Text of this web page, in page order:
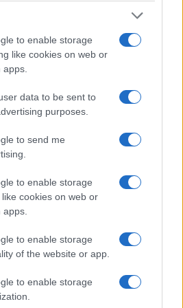
to enable storage
like cookies on web or
data to be sent to
purposes.
to send me
to enable storage
cookies on web or
to enable storage
of the website or app.
to enable storage
davanti alla
per spiegare come venne
decide di cominciare dalle
l’interrogatorio si
prova a cambiare imputato.
processo.
ha depositato un
pagine, datato aprile 2022,
ricevuto in forma
alla Procura di
da quel verbale